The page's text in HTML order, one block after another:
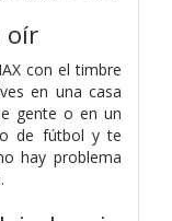
oír
con el timbre
en una casa
gente o en un
de fútbol y te
hay problema